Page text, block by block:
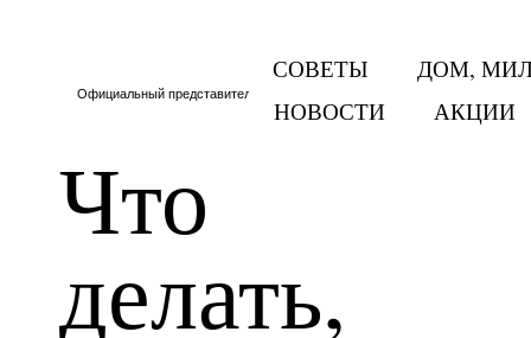
Официальный представитель Тритон в Москве и МО
СОВЕТЫ
ДОМ,
НОВОСТИ
АКЦИИ
Что
делать,